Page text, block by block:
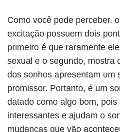
Como você pode perceber,
excitação possuem dois
primeiro é que raramente
sexual e o segundo, mostra
dos sonhos apresentam um
promissor. Portanto, é um
datado como algo bom,
interessantes e ajudam o
mudanças que vão